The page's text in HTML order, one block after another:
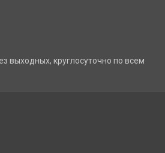
выходных, круглосуточно по всем